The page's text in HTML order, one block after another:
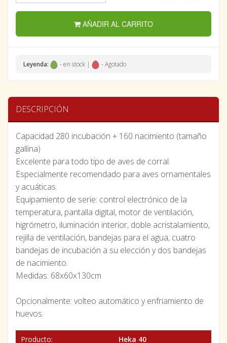
AÑADIR AL CARRITO
Leyenda: - en stock | - Agotado
DESCRIPCIÓN
Capacidad 280 incubación + 160 nacimiento (tamaño
gallina)
Excelente para todo tipo de aves de corral.
Especialmente recomendado para aves ornamentales
y acuáticas.
Equipamiento de serie: control electrónico de la
temperatura, pantalla digital, motor de ventilación,
higrómetro, iluminación interior, doble acristalamiento,
rejilla de ventilación, bandejas para el agua, cuatro
bandejas de incubación a su elección y dos bandejas
de nacimiento.
Medidas: 68x60x130cm
Opcionalmente: volteo automático y enfriamiento de
huevos.
Producto: Heka 40